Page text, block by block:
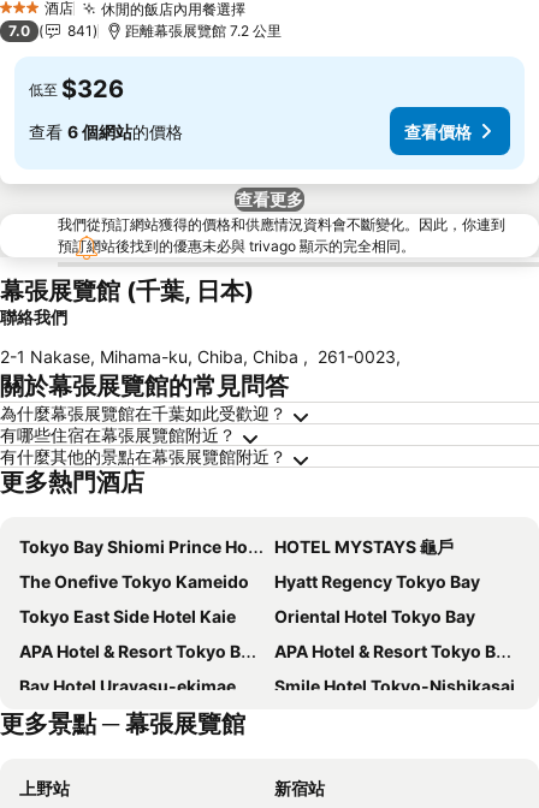
3 星級 酒店 休閒的飯店內用餐選擇
7.0 841 距離幕張展覽館 7.2 公里
低至 $326
查看 6 個網站的價格 查看價格
查看更多
我們從預訂網站獲得的價格和供應情況資料會不斷變化。因此，你連到
預訂網站後找到的優惠未必與 trivago 顯示的完全相同。
幕張展覽館 (千葉, 日本)
聯絡我們
2-1 Nakase, Mihama-ku, Chiba, Chiba , 261-0023,
關於幕張展覽館的常見問答
為什麼幕張展覽館在千葉如此受歡迎？
有哪些住宿在幕張展覽館附近？
有什麼其他的景點在幕張展覽館附近？
更多熱門酒店
Tokyo Bay Shiomi Prince Hotel
HOTEL MYSTAYS 龜戶
The Onefive Tokyo Kameido
Hyatt Regency Tokyo Bay
Tokyo East Side Hotel Kaie
Oriental Hotel Tokyo Bay
APA Hotel & Resort Tokyo Bay Makuhari
APA Hotel & Resort Tokyo Bay Shiomi
Bay Hotel Urayasu-ekimae
Smile Hotel Tokyo-Nishikasai
幕張綠塔酒店
JR East Hotel Mets Premier Tokyo Bay Shinkiba
Hotel MONday Tokyo Nishikasai
更多景點 ─ 幕張展覽館
上野站
新宿站